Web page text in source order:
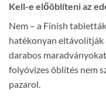
Kell-e előöblíteni az
Nem – a Finish
hatékonyan eltávolítják
darabos
folyóvizes öblítés nem
pazarol.